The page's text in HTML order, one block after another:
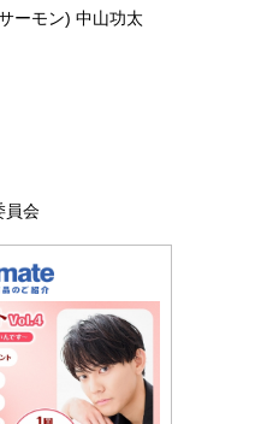
ーモン) 中山功太
員会